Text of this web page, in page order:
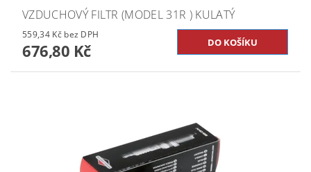
VZDUCHOVÝ FILTR (MODEL 31R ) KULATÝ
559,34 Kč bez DPH
676,80 Kč